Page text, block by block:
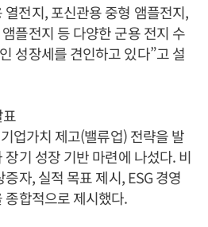
전지, 포신관용 중형 앰플전지,
플전지 등 다양한 군용 전지 수
성장세를 견인하고 있다”고 설
업가치 제고(밸류업) 전략을 발
기 성장 기반 마련에 나섰다. 비
자, 실적 목표 제시, ESG 경영
합적으로 제시했다.